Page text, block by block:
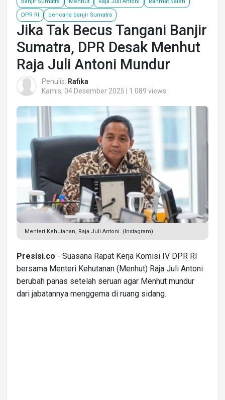
DPR RI bencana banjir Sumatra
Jika Tak Becus Tangani Banjir
Sumatra, DPR Desak Menhut
Raja Juli Antoni Mundur
Penulis: Rafika
Kamis, 04 Desember 2025 | 1.089 views
Menteri Kehutanan, Raja Juli Antoni. (Instagram)
Presisi.co - Suasana Rapat Kerja Komisi IV DPR RI
bersama Menteri Kehutanan (Menhut) Raja Juli Antoni
berubah panas setelah seruan agar Menhut mundur
dari jabatannya menggema di ruang sidang.